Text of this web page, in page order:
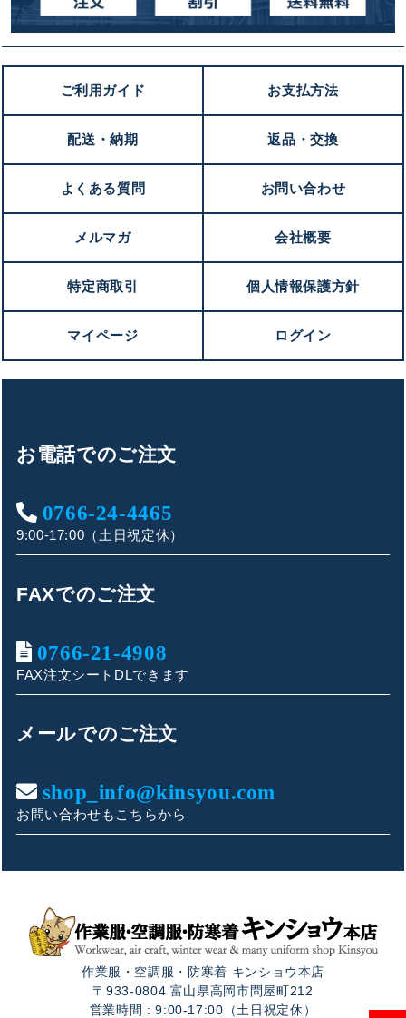
キンショウお問い合わせサポート
こんにちは！
お買い物やお問い合わせ相談のサポートをさせていただい
ご質問内容をお選びください。
🦺 購入前によくあるご質問
🛒 購入後によくあるご質問
❓ その他のご質問
ご利用ガイド お支払方法
配送・納期 返品・交換
よくある質問 お問い合わせ
メルマガ 会社概要
特定商取引 個人情報保護方針
マイページ ログイン
お電話でのご注文
0766-24-4465
9:00-17:00（土日祝定休）
FAXでのご注文
0766-21-4908
FAX注文シートDLできます
メールでのご注文
shop_info@kinsyou.com
お問い合わせもこちらから
作業服・空調服・防寒着 キンショウ本店
〒933-0804 富山県高岡市問屋町212
営業時間 : 9:00-17:00（土日祝定休）